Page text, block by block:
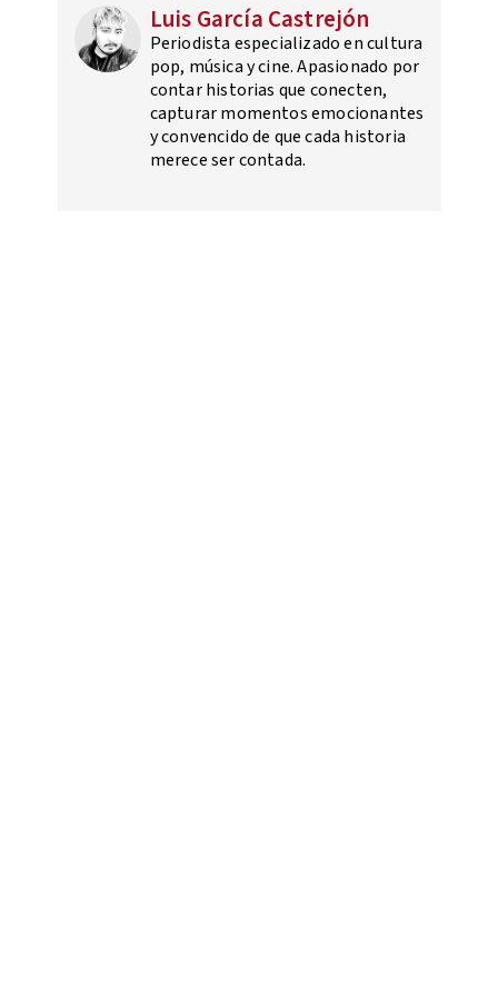
Luis García Castrejón
Periodista especializado en cultura
pop, música y cine. Apasionado por
contar historias que conecten,
capturar momentos emocionantes
y convencido de que cada historia
merece ser contada.